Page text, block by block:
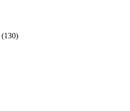
(130)